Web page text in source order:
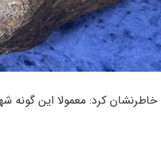
کرد: معمولا این